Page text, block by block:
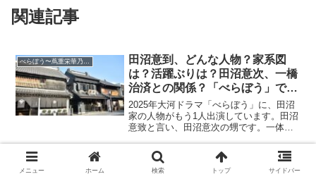
関連記事
べらぼう〜蔦重栄華乃夢噺
田沼意到、どんな人物？家系図
は？活躍ぶりは？田沼意次、一橋
治済との関係？「べらぼう」で
は？最後は？宮尾俊太郎に配役！
2025年大河ドラマ「べらぼう」に、田沼
家の人物がもう1人出演しています。田沼
意致と言い、田沼意次の甥です。一体ど
の間に主従関係を結んでおり、当時の政
治事情に振り回される人物です。もう1人
の田沼家の重要人...
べらぼう〜蔦重栄華乃夢噺
滝沢瑣吉（曲亭馬琴）、山東京
メニュー ホーム 検索 トップ サイドバー